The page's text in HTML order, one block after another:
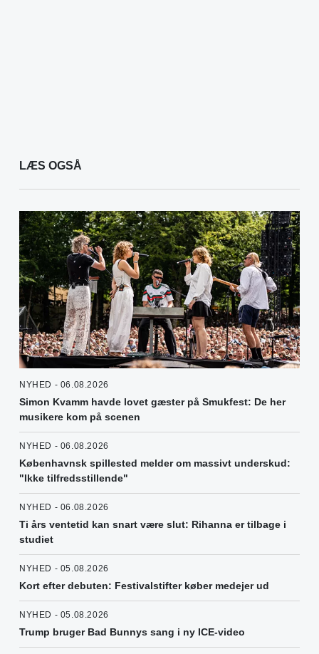
LÆS OGSÅ
NYHED - 06.08.2026
Simon Kvamm havde lovet gæster på Smukfest: De her
musikere kom på scenen
NYHED - 06.08.2026
Københavnsk spillested melder om massivt underskud:
"Ikke tilfredsstillende"
NYHED - 06.08.2026
Ti års ventetid kan snart være slut: Rihanna er tilbage i
studiet
NYHED - 05.08.2026
Kort efter debuten: Festivalstifter køber medejer ud
NYHED - 05.08.2026
Trump bruger Bad Bunnys sang i ny ICE-video